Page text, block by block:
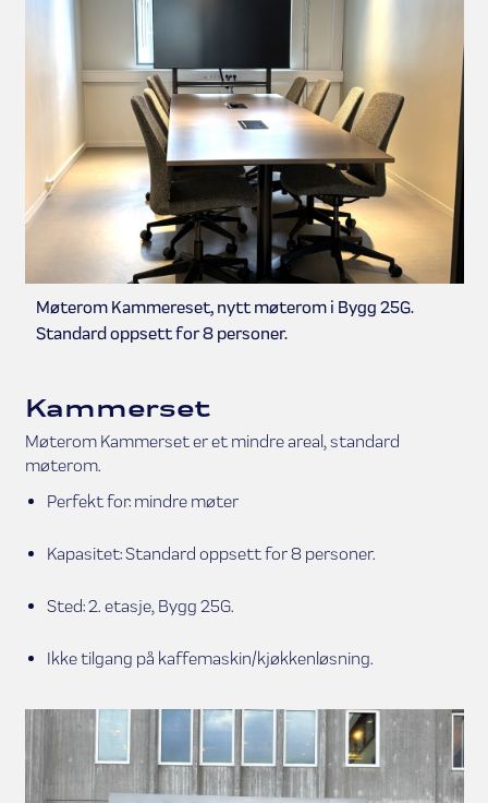
Møterom Kammereset, nytt møterom i Bygg 25G.
Standard oppsett for 8 personer.
Kammerset
Møterom Kammerset er et mindre areal, standard
møterom.
Perfekt for: mindre møter
Kapasitet: Standard oppsett for 8 personer.
Sted: 2. etasje, Bygg 25G.
Ikke tilgang på kaffemaskin/kjøkkenløsning.